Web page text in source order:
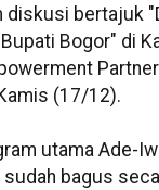
diskusi bertajuk
Bogor" di
(17/12).
utama Ade-
sudah bagus